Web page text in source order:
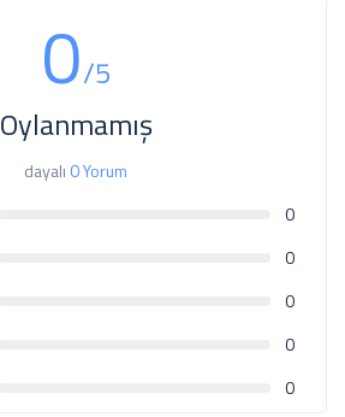
0/5
Oylanmamış
dayalı 0 Yorum
0
0
0
0
0